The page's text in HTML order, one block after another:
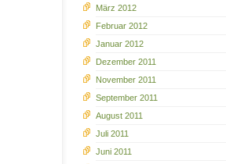
März 2012
Februar 2012
Januar 2012
Dezember 2011
November 2011
September 2011
August 2011
Juli 2011
Juni 2011